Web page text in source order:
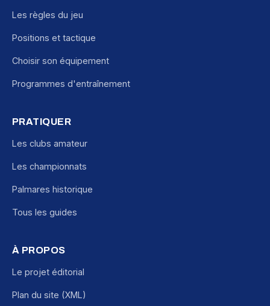
Les règles du jeu
Positions et tactique
Choisir son équipement
Programmes d'entraînement
PRATIQUER
Les clubs amateur
Les championnats
Palmares historique
Tous les guides
À PROPOS
Le projet éditorial
Plan du site (XML)